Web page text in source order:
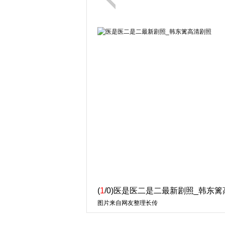
(1/0)医是医二是二最新剧照_韩东篱
图片来自网友整理长传